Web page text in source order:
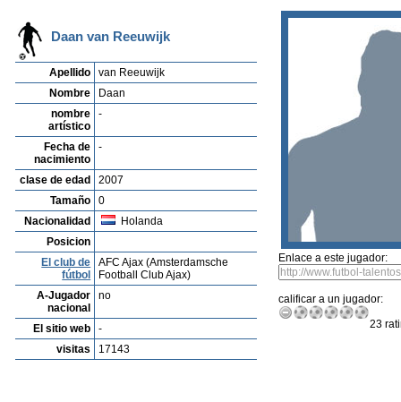
Daan van Reeuwijk
Apellido
van Reeuwijk
Nombre
Daan
nombre
artístico
-
Fecha de
nacimiento
-
clase de edad
2007
Tamaño
0
Nacionalidad
Holanda
Posicion
El club de
fútbol
AFC Ajax (Amsterdamsche
Football Club Ajax)
A-Jugador
nacional
no
El sitio web
-
visitas
17143
Enlace a este jugador:
calificar a un jugador:
23